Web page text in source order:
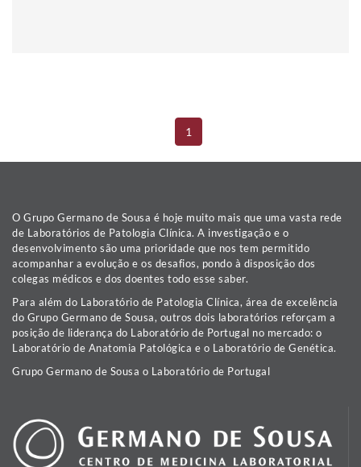
1
O Grupo Germano de Sousa é hoje muito mais que uma vasta rede
de Laboratórios de Patologia Clínica. A investigação e o
desenvolvimento são uma prioridade que nos tem permitido
acompanhar a evolução e os desafios, pondo à disposição dos
colegas médicos e dos doentes todo esse saber.
Para além do Laboratório de Patologia Clínica, área de excelência
do Grupo Germano de Sousa, outros dois laboratórios reforçam a
posição de liderança do Laboratório de Portugal no mercado: o
Laboratório de Anatomia Patológica e o Laboratório de Genética.
Grupo Germano de Sousa o Laboratório de Portugal